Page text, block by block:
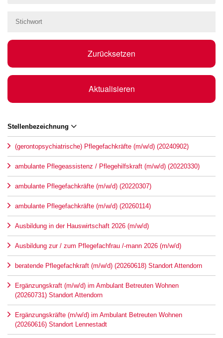
Zurücksetzen
Aktualisieren
Stellenbezeichnung
(gerontopsychiatrische) Pflegefachkräfte (m/w/d) (20240902)
ambulante Pflegeassistenz / Pflegehilfskraft (m/w/d) (20220330)
ambulante Pflegefachkräfte (m/w/d) (20220307)
ambulante Pflegefachkräfte (m/w/d) (20260114)
Ausbildung in der Hauswirtschaft 2026 (m/w/d)
Ausbildung zur / zum Pflegefachfrau /-mann 2026 (m/w/d)
beratende Pflegefachkraft (m/w/d) (20260618) Standort Attendorn
Ergänzungskraft (m/w/d) im Ambulant Betreuten Wohnen
(20260731) Standort Attendorn
Ergänzungskräfte (m/w/d) im Ambulant Betreuten Wohnen
(20260616) Standort Lennestadt